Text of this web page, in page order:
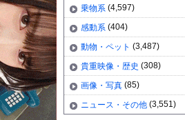
乗物系 (4,597)
感動系 (404)
動物・ペット (3,487)
貴重映像・歴史 (308)
画像・写真 (85)
ニュース・その他 (3,551)